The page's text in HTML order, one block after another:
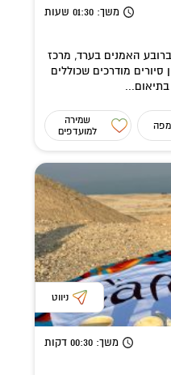
משך: 01:30 שעות
האמנים בערד, מרכז
סיורים מודרכים שכוללים
שמירה
למועדפים
ניווט
משך: 00:30 דקות